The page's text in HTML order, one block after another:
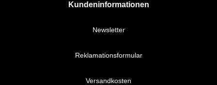
Kundeninformationen
Newsletter
Reklamationsformular
Versandkosten